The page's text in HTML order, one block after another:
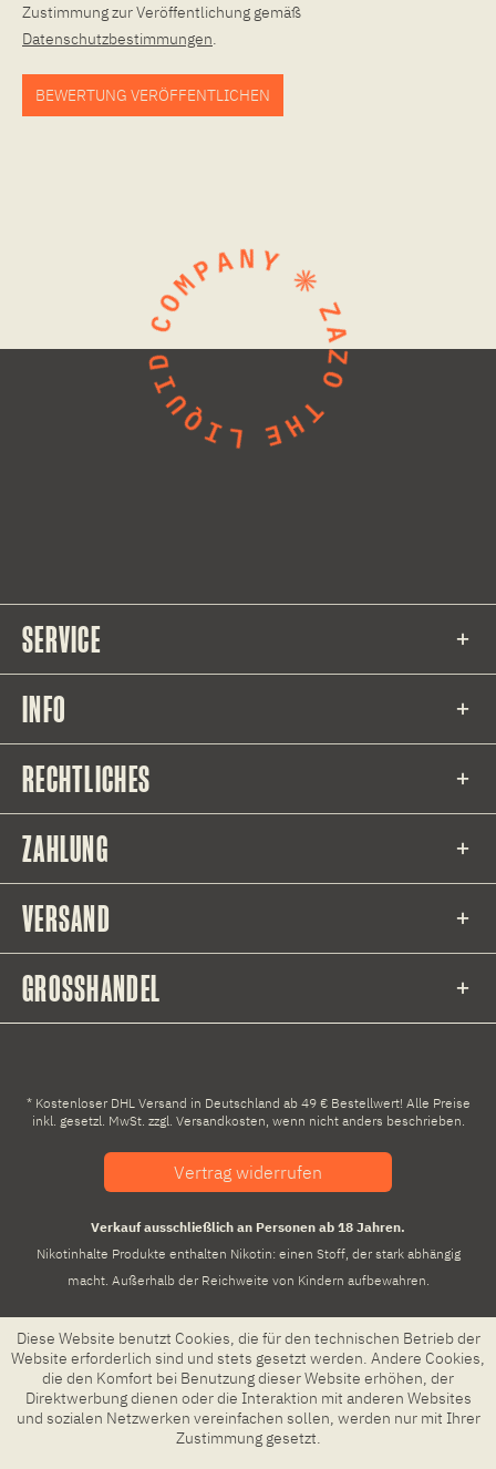
Zustimmung zur Veröffentlichung gemäß
Datenschutzbestimmungen.
BEWERTUNG VERÖFFENTLICHEN
SERVICE
INFO
RECHTLICHES
ZAHLUNG
VERSAND
GROSSHANDEL
* Kostenloser DHL Versand in Deutschland ab 49 € Bestellwert! Alle Preise
inkl. gesetzl. MwSt. zzgl. Versandkosten , wenn nicht anders beschrieben.
Vertrag widerrufen
Verkauf ausschließlich an Personen ab 18 Jahren.
Nikotinhalte Produkte enthalten Nikotin: einen Stoff, der stark abhängig
macht. Außerhalb der Reichweite von Kindern aufbewahren.
Diese Website benutzt Cookies, die für den technischen Betrieb der
Website erforderlich sind und stets gesetzt werden. Andere Cookies,
die den Komfort bei Benutzung dieser Website erhöhen, der
Direktwerbung dienen oder die Interaktion mit anderen Websites
und sozialen Netzwerken vereinfachen sollen, werden nur mit Ihrer
Zustimmung gesetzt.